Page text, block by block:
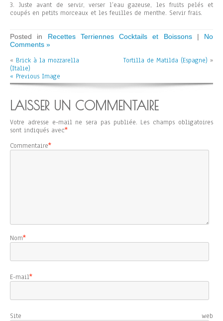
3. Juste avant de servir, verser l’eau gazeuse, les fruits pelés et
coupés en petits morceaux et les feuilles de menthe. Servir frais.
Posted in Recettes Terriennes Cocktails et Boissons| No
Comments »
« Brick à la mozzarella
(Italie)
Tortilla de Matilda (Espagne) »
« Previous Image
LAISSER UN COMMENTAIRE
Votre adresse e-mail ne sera pas publiée. Les champs obligatoires
sont indiqués avec*
Commentaire*
Nom*
E-mail*
Site web